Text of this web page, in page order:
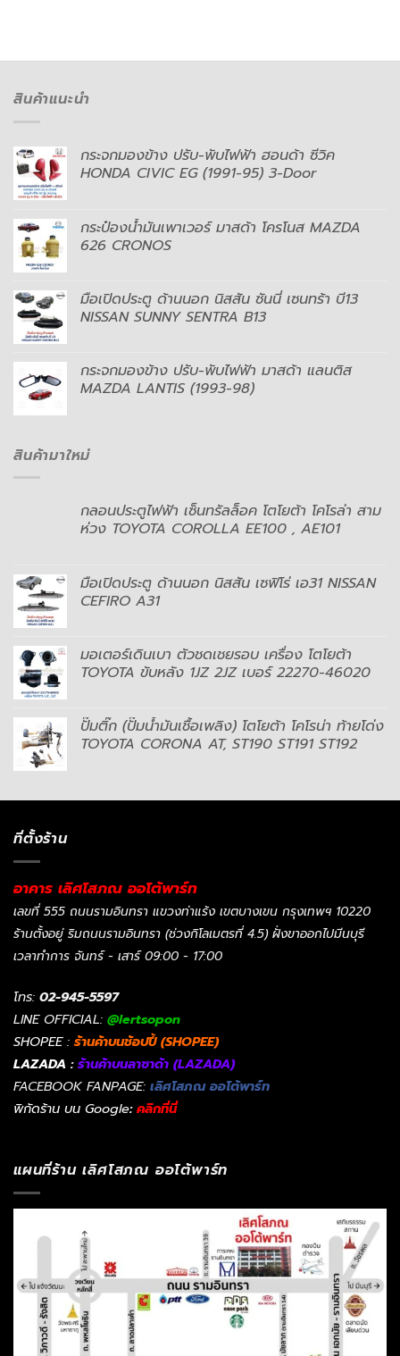
สินค้าแนะนำ
กระจกมองข้าง ปรับ-พับไฟฟ้า ฮอนด้า ซีวิค
HONDA CIVIC EG (1991-95) 3-Door
กระป๋องน้ำมันเพาเวอร์ มาสด้า โครโนส MAZDA
626 CRONOS
มือเปิดประตู ด้านนอก นิสสัน ซันนี่ เซนทร้า บี13
NISSAN SUNNY SENTRA B13
กระจกมองข้าง ปรับ-พับไฟฟ้า มาสด้า แลนติส
MAZDA LANTIS (1993-98)
สินค้ามาใหม่
กลอนประตูไฟฟ้า เซ็นทรัลล็อค โตโยต้า โคโรล่า สาม
ห่วง TOYOTA COROLLA EE100 , AE101
มือเปิดประตู ด้านนอก นิสสัน เซฟิโร่ เอ31 NISSAN
CEFIRO A31
มอเตอร์เดินเบา ตัวชดเชยรอบ เครื่อง โตโยต้า
TOYOTA ขับหลัง 1JZ 2JZ เบอร์ 22270-46020
ปั๊มติ๊ก (ปั๊มน้ำมันเชื้อเพลิง) โตโยต้า โคโรน่า ท้ายโด่ง
TOYOTA CORONA AT, ST190 ST191 ST192
ที่ตั้งร้าน
อาคาร เลิศโสภณ ออโต้พาร์ท
เลขที่ 555 ถนนรามอินทรา แขวงท่าแร้ง เขตบางเขน กรุงเทพฯ 10220
ร้านตั้งอยู่ ริมถนนรามอินทรา (ช่วงกิโลเมตรที่ 4.5) ฝั่งขาออกไปมีนบุรี
เวลาทำการ จันทร์ - เสาร์ 09:00 - 17:00
โทร: 02-945-5597
LINE OFFICIAL: @lertsopon
SHOPEE : ร้านค้าบนช้อปปี้ (SHOPEE)
LAZADA :ร้านค้าบนลาซาด้า (LAZADA)
FACEBOOK FANPAGE: เลิศโสภณ ออโต้พาร์ท
พิกัดร้าน บน Google: คลิกที่นี่
แผนที่ร้าน เลิศโสภณ ออโต้พาร์ท